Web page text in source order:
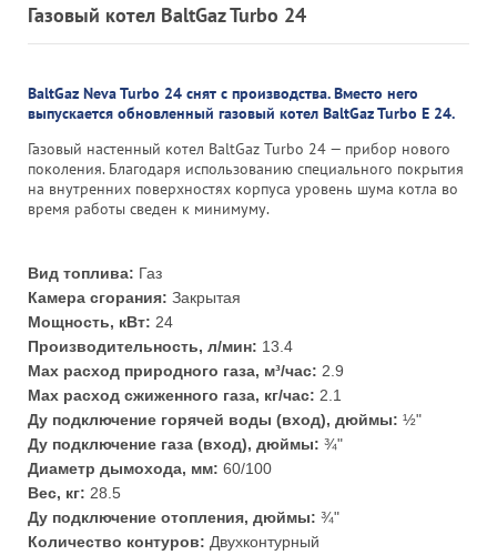
Газовый котел BaltGaz Turbo 24
BaltGaz Neva Turbo 24 снят с производства. Вместо него
выпускается обновленный газовый котел BaltGaz Turbo E 24.
Газовый настенный котел BaltGaz Turbo 24 — прибор нового
поколения. Благодаря использованию специального покрытия
на внутренних поверхностях корпуса уровень шума котла во
время работы сведен к минимуму.
Вид топлива: Газ
Камера сгорания: Закрытая
Мощность, кВт: 24
Производительность, л/мин: 13.4
Max расход природного газа, м³/час: 2.9
Max расход сжиженного газа, кг/час: 2.1
Ду подключение горячей воды (вход), дюймы: ½"
Ду подключение газа (вход), дюймы: ¾"
Диаметр дымохода, мм: 60/100
Вес, кг: 28.5
Ду подключение отопления, дюймы: ¾"
Количество контуров: Двухконтурный